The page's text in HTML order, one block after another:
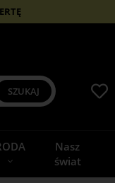
SZUKAJ
Nasz
świat